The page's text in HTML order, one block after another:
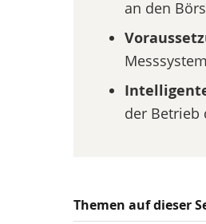
an den
der Betrieb
Themen auf dieser